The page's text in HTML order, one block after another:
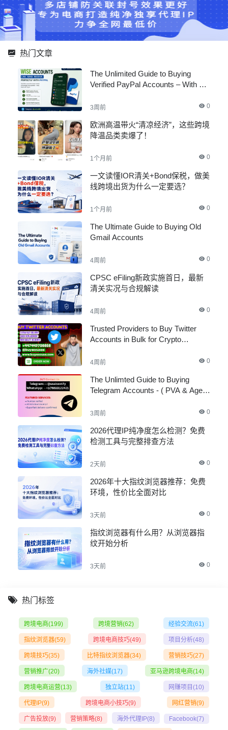
热门文章
The Unlimited Guide to Buying
Verified PayPal Accounts – With All
3周前 0
欧洲高温带火“清凉经济”，这些跨境
降温品类卖爆了！
1个月前 0
一文读懂IOR清关+Bond保税，做美
线跨境出货为什么一定要选？
1个月前 0
The Ultimate Guide to Buying Old
Gmail Accounts
4周前 0
CPSC eFiling新政实施首日，最新
清关实况与合规解读
4周前 0
Trusted Providers to Buy Twitter
Accounts in Bulk for Crypto
4周前 0
The Unlimted Guide to Buying
Telegram Accounts - ( PVA & Aged
3周前 0
2026代理IP纯净度怎么检测？免费
检测工具与完整排查方法
2天前 0
2026年十大指纹浏览器推荐：免费
环境，性价比全面对比
3天前 0
指纹浏览器有什么用？从浏览器指
纹开始分析
3天前 0
热门标签
跨境电商(199) 跨境营销(62) 经验交流(61)
指纹浏览器(59) 跨境电商技巧(49) 项目分析(48)
跨境技巧(35) 比特指纹浏览器(34) 营销技巧(27)
营销推广(20) 海外社媒(17) 亚马逊跨境电商(14)
跨境电商运营(13) 独立站(11) 网赚项目 (10)
代理IP(9) 跨境电商小技巧(9) 网红营销(9)
广告投放(9) 营销策略(8) 海外代理IP(8) Facebook(7)